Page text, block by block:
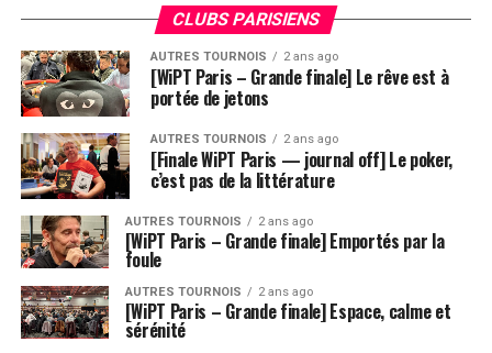
CLUBS PARISIENS
AUTRES TOURNOIS 2 ans ago
[WiPT Paris – Grande finale] Le rêve est à
portée de jetons
AUTRES TOURNOIS 2 ans ago
[Finale WiPT Paris — journal off] Le poker,
c’est pas de la littérature
AUTRES TOURNOIS 2 ans ago
[WiPT Paris – Grande finale] Emportés par la
foule
AUTRES TOURNOIS 2 ans ago
[WiPT Paris – Grande finale] Espace, calme et
sérénité